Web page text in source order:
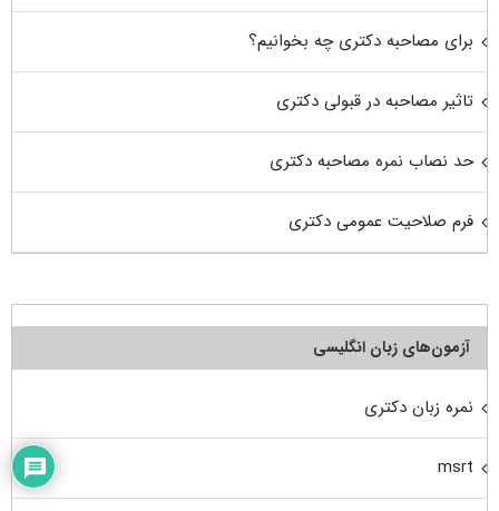
برای مصاحبه دکتری چه بخوانیم؟
تاثیر مصاحبه در قبولی دکتری
حد نصاب نمره مصاحبه دکتری
فرم صلاحیت عمومی دکتری
آزمون‌های زبان انگلیسی
نمره زبان دکتری
msrt